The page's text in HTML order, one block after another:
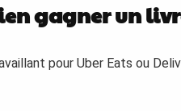
gagner un
pour Uber Eats ou